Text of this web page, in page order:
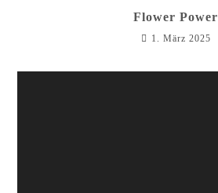
Flower Power
1. März 2025